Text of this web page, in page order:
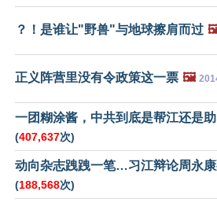
？！是谁让"野兽"与地球擦肩而过
正义阵营里没有令政策这一票 🖼️
一团糊涂酱，中共到底是帮江还是助
(407,637次)
动向杂志跩跩一笔…习江辩论周永康
(188,568次)